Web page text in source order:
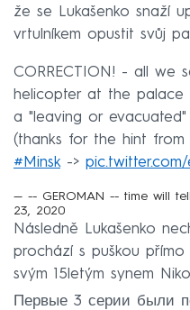
že se Lukašenko snaží
vrtulníkem opustit svůj
CORRECTION! - all we
helicopter at the
a "leaving or evacuated"
(thanks for the hint from
#Minsk-> pic.twitter.com/
— -- GEROMAN -- time will
23, 2020
Následně Lukašenko
prochází s puškou
svým 15letým synem
Первые 3 серии были